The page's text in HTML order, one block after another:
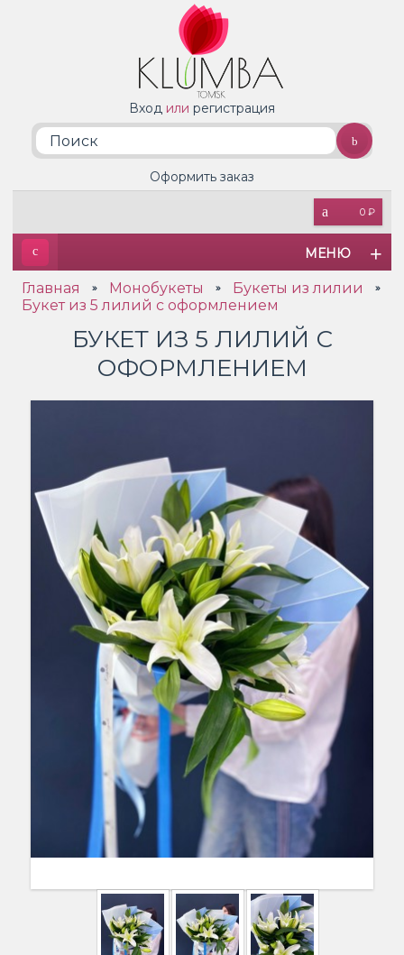
Вход или регистрация
0 ₽
Оформить заказ
МЕНЮ
Главная » Монобукеты » Букеты из лилии »
Букет из 5 лилий с оформлением
БУКЕТ ИЗ 5 ЛИЛИЙ С
ОФОРМЛЕНИЕМ